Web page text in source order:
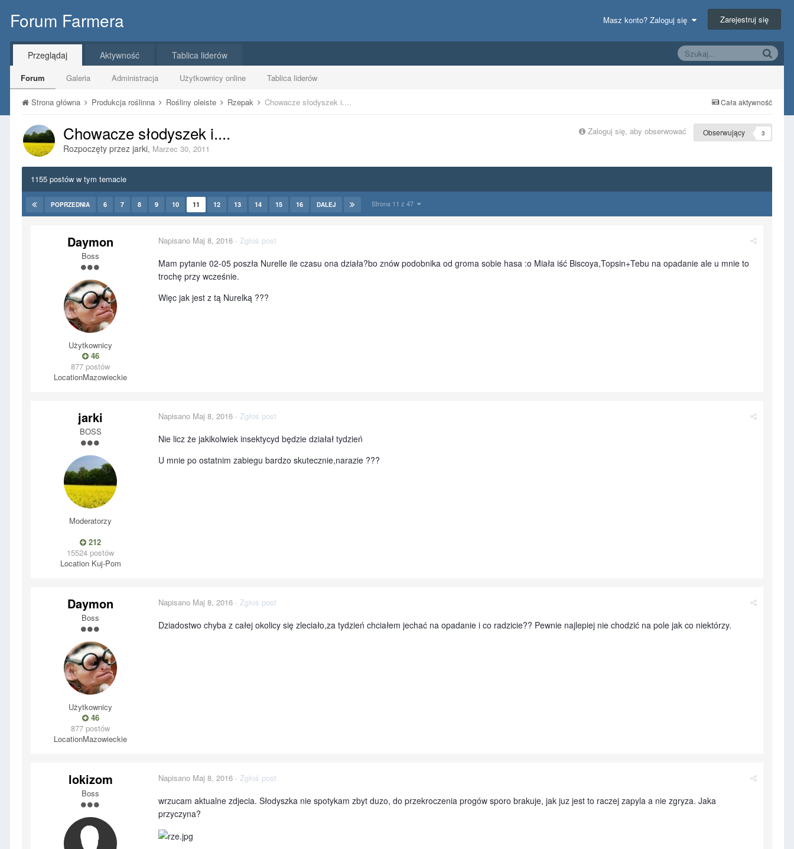
Forum Farmera Masz konto? Zaloguj się Zarejestruj się
Przeglądaj
Forum Galeria Administracja Użytkownicy online Tablica liderów
Aktywność Tablica liderów
Cała aktywność
Strona główna Produkcja roślinna Rośliny oleiste Rzepak Chowacze słodyszek i....
Zaloguj się, aby obserwować Obserwujący 3
Chowacze słodyszek i....
Rozpoczęty przez jarki, Marzec 30, 2011
1155 postów w tym temacie
POPRZEDNIA 6 7 8 9 10 11 12 13 14 15 16 DALEJ Strona 11 z 47
Daymon
Boss
Użytkownicy
46
877 postów
LocationMazowieckie
Napisano Maj 8, 2016 · Zgłoś post
Mam pytanie 02-05 poszła Nurelle ile czasu ona działa?bo znów podobnika od groma sobie hasa :o Miała iść Biscoya,Topsin+Tebu na opadanie ale u mnie to
trochę przy wcześnie.
Więc jak jest z tą Nurelką ???
jarki
BOSS
Moderatorzy
212
15524 postów
LocationKuj-Pom
Napisano Maj 8, 2016 · Zgłoś post
Nie licz że jakikolwiek insektycyd będzie działał tydzień
U mnie po ostatnim zabiegu bardzo skutecznie,narazie ???
Daymon
Boss
Użytkownicy
46
877 postów
LocationMazowieckie
Napisano Maj 8, 2016 · Zgłoś post
Dziadostwo chyba z całej okolicy się zleciało,za tydzień chciałem jechać na opadanie i co radzicie?? Pewnie najlepiej nie chodzić na pole jak co niektórzy.
lokizom
Boss
Napisano Maj 8, 2016 · Zgłoś post
wrzucam aktualne zdjecia. Słodyszka nie spotykam zbyt duzo, do przekroczenia progów sporo brakuje, jak juz jest to raczej zapyla a nie zgryza. Jaka
przyczyna?